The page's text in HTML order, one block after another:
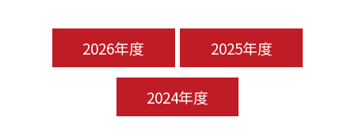
2026年度 2025年度
2024年度